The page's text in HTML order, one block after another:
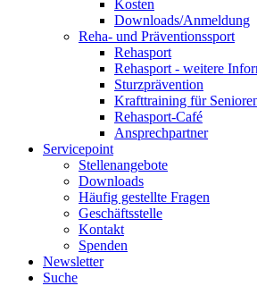
Kosten
Downloads/Anmeldung
Reha- und Präventionssport
Rehasport
Rehasport - weitere
Sturzprävention
Krafttraining für
Rehasport-Café
Ansprechpartner
Servicepoint
Stellenangebote
Downloads
Häufig gestellte Fragen
Geschäftsstelle
Kontakt
Spenden
Newsletter
Suche